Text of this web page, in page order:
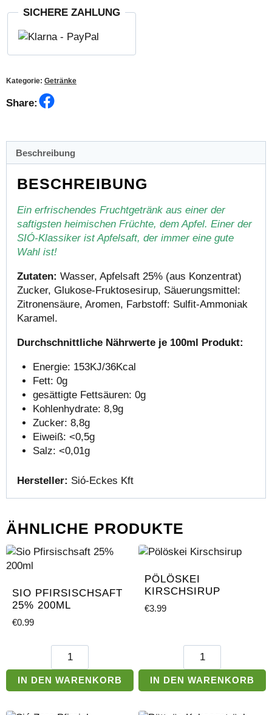
200mlSICHERE ZAHLUNG
Kategorie: Getränke
Share:
Beschreibung
BESCHREIBUNG
Ein erfrischendes Fruchtgetränk aus einer der
saftigsten heimischen Früchte, dem Apfel. Einer der
SIÓ-Klassiker ist Apfelsaft, der immer eine gute
Wahl ist!
Zutaten: Wasser, Apfelsaft 25% (aus Konzentrat)
Zucker, Glukose-Fruktosesirup, Säuerungsmittel:
Zitronensäure, Aromen, Farbstoff: Sulfit-Ammoniak
Karamel.
Durchschnittliche Nährwerte je 100ml Produkt:
Energie: 153KJ/36Kcal
Fett: 0g
gesättigte Fettsäuren: 0g
Kohlenhydrate: 8,9g
Zucker: 8,8g
Eiweiß: <0,5g
Salz: <0,01g
Hersteller: Sió-Eckes Kft
ÄHNLICHE PRODUKTE
SIO PFIRSISCHSAFT
25% 200ML
€0.99
25%
200ml
IN DEN WARENKORB
PÖLÖSKEI
KIRSCHSIRUP
€3.99
Pölöskei
Menge
IN DEN WARENKORB